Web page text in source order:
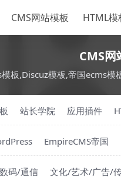
CMS网站模板 HTML模
CMS网
板,Discuz模板,帝国ecms
站长学院 应用插件
EmpireCMS帝国
码/通信 文化/艺术/广告/